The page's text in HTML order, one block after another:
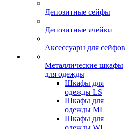
Депозитные сейфы
Депозитные ячейки
Аксессуары для сейфов
Металлические шкафы
для одежды
Шкафы для
одежды LS
Шкафы для
одежды ML
Шкафы для
одежды WL